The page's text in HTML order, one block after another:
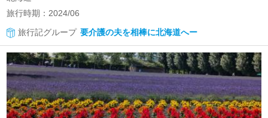
旅行時期：2024/06
旅行記グループ 要介護の夫を相棒に北海道へー